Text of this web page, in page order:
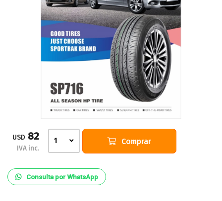
USD 82
IVA inc.
1 Comprar
Consulta por WhatsApp